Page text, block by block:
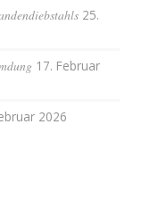
25.
17. Februar
2026